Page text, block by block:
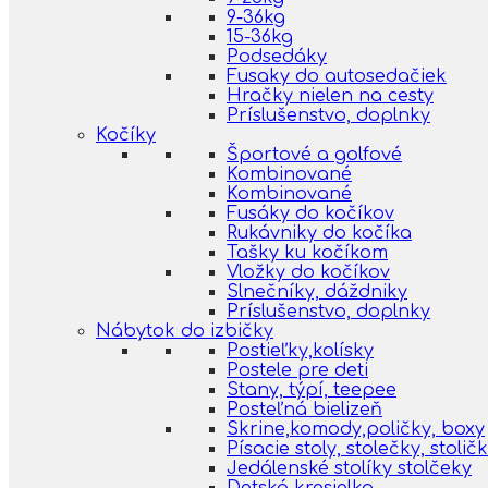
9-36kg
15-36kg
Podsedáky
Fusaky do autosedačiek
Hračky nielen na cesty
Príslušenstvo, doplnky
Kočíky
Športové a golfové
Kombinované
Kombinované
Fusáky do kočíkov
Rukávniky do kočíka
Tašky ku kočíkom
Vložky do kočíkov
Slnečníky, dáždniky
Príslušenstvo, doplnky
Nábytok do izbičky
Postieľky,kolísky
Postele pre deti
Stany, týpí, teepee
Posteľná bielizeň
Skrine,komody,poličky, boxy
Písacie stoly, stolečky,
Jedálenské stolíky stolčeky